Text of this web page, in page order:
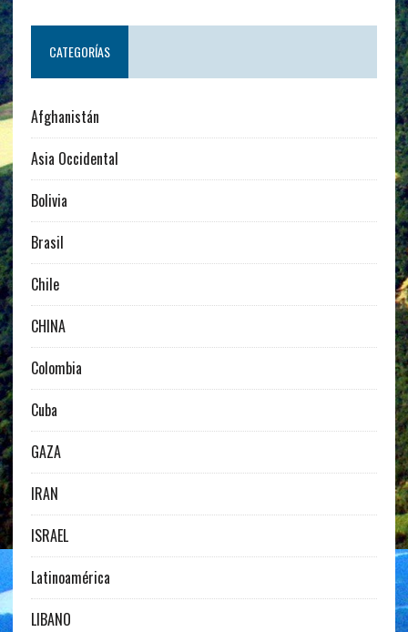
CATEGORÍAS
Afghanistán
Asia Occidental
Bolivia
Brasil
Chile
CHINA
Colombia
Cuba
GAZA
IRAN
ISRAEL
Latinoamérica
LIBANO